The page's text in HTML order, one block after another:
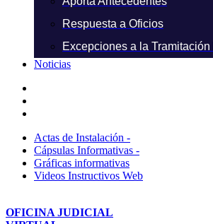
Respuesta a Oficios
Excepciones a la
Noticias
Actas de Instalación -
Cápsulas Informativas -
Gráficas informativas
Videos Instructivos Web
OFICINA JUDICIAL